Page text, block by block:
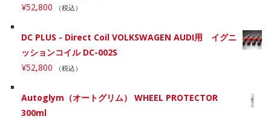
¥52,800 （税込）
DC PLUS - Direct Coil VOLKSWAGEN AUDI用 イグニ
ッションコイル DC-002S
¥52,800 （税込）
Autoglym（オートグリム） WHEEL PROTECTOR
300ml